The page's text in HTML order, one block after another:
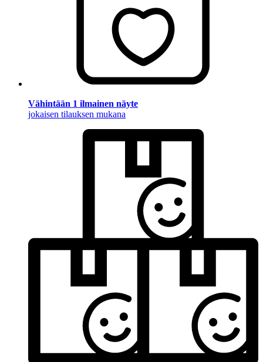
Vähintään 1 ilmainen näyte
jokaisen tilauksen mukana